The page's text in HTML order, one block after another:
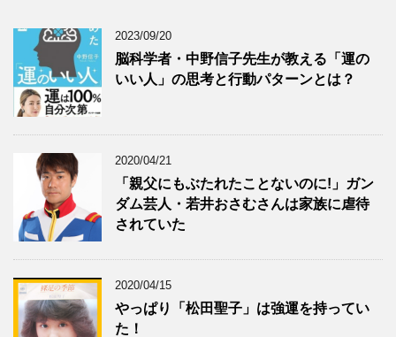
2023/09/20
脳科学者・中野信子先生が教える「運の
いい人」の思考と行動パターンとは？
2020/04/21
「親父にもぶたれたことないのに!」ガン
ダム芸人・若井おさむさんは家族に虐待
されていた
2020/04/15
やっぱり「松田聖子」は強運を持ってい
た！